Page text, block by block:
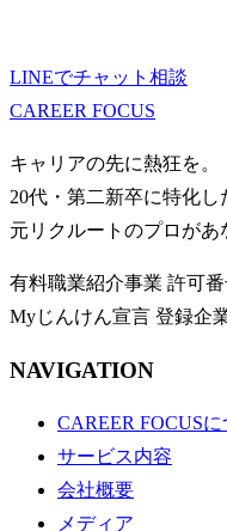
LINEでチャット相談
CAREER FOCUS
キャリアの先に熱狂を。
20代・第二新卒に特化し
元リクルートのプロがあ
有料職業紹介事業 許可
Myじんけん宣言 登録企
NAVIGATION
CAREER FOCUSに
サービス内容
会社概要
メディア